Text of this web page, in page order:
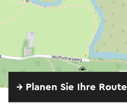
→ Planen Sie Ihre Route